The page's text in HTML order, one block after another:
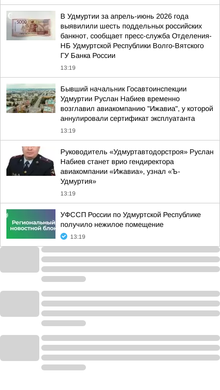
В Удмуртии за апрель-июнь 2026 года
выявилили шесть поддельных российских
банкнот, сообщает пресс-служба Отделения-
НБ Удмуртской Республики Волго-Вятского
ГУ Банка России
13:19
Бывший начальник Госавтоинспекции
Удмуртии Руслан Набиев временно
возглавил авиакомпанию "Ижавиа", у которой
аннулировали сертификат эксплуатанта
13:19
Руководитель «Удмуртавтодорстроя» Руслан
Набиев станет врио гендиректора
авиакомпании «Ижавиа», узнал «Ъ-
Удмуртия»
13:19
УФССП России по Удмуртской Республике
получило нежилое помещение
13:19